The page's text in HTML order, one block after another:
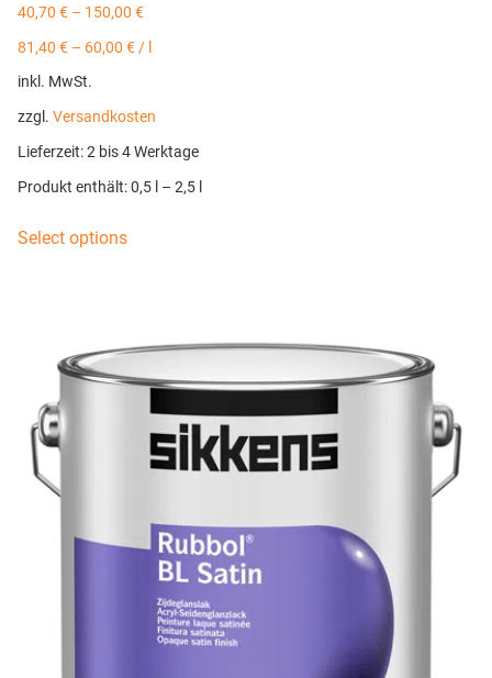
40,70 € – 150,00 €
81,40 € – 60,00 € /
inkl. MwSt.
zzgl. Versandkosten
Lieferzeit:2 bis 4 Werktage
Produkt enthält: 0,5 l – 2,5 l
Select options